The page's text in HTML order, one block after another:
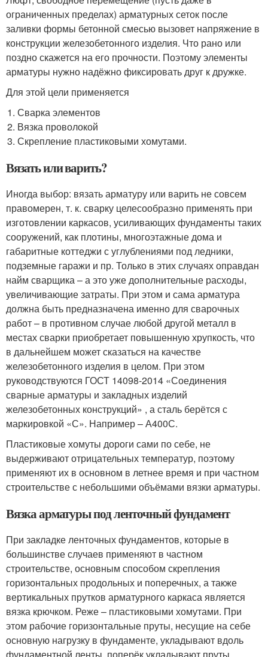
ограниченных пределах) арматурных сеток после
заливки формы бетонной смесью вызовет напряжение в
конструкции железобетонного изделия. Что рано или
поздно скажется на его прочности. Поэтому элементы
арматуры нужно надёжно фиксировать друг к дружке.
Для этой цели применяется
Сварка элементов
Вязка проволокой
Скрепление пластиковыми хомутами.
Вязать или варить?
Иногда выбор: вязать арматуру или варить не совсем
правомерен, т. к. сварку целесообразно применять при
изготовлении каркасов, усиливающих фундаменты таких
сооружений, как плотины, многоэтажные дома и
габаритные коттеджи с углублениями под ледники,
подземные гаражи и пр. Только в этих случаях оправдан
найм сварщика – а это уже дополнительные расходы,
увеличивающие затраты. При этом и сама арматура
должна быть предназначена именно для сварочных
работ – в противном случае любой другой металл в
местах сварки приобретает повышенную хрупкость, что
в дальнейшем может сказаться на качестве
железобетонного изделия в целом. При этом
руководствуются ГОСТ 14098-2014 «Соединения
сварные арматуры и закладных изделий
железобетонных конструкций» , а сталь берётся с
маркировкой «С». Например – А400С.
Пластиковые хомуты дороги сами по себе, не
выдерживают отрицательных температур, поэтому
применяют их в основном в летнее время и при частном
строительстве с небольшими объёмами вязки арматуры.
Вязка арматуры под ленточный фундамент
При закладке ленточных фундаментов, которые в
большинстве случаев применяют в частном
строительстве, основным способом скрепления
горизонтальных продольных и поперечных, а также
вертикальных прутков арматурного каркаса является
вязка крючком. Реже – пластиковыми хомутами. При
этом рабочие горизонтальные пруты, несущие на себе
основную нагрузку в фундаменте, укладывают вдоль